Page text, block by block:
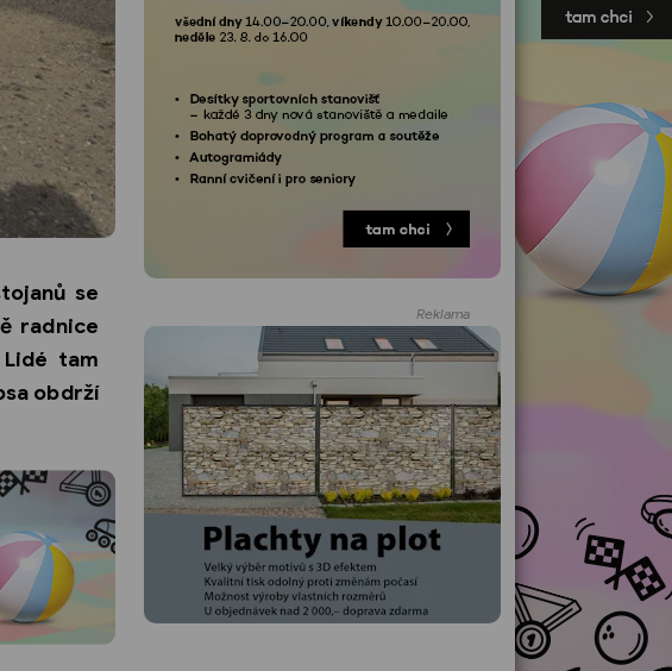
se
radnice
tam
obdrží
Reklama